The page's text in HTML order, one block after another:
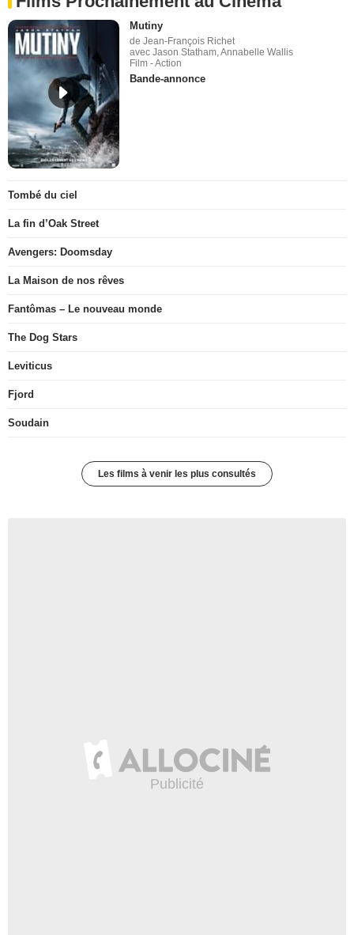
Mutiny
de Jean-François Richet
avec Jason Statham, Annabelle Wallis
Film - Action
Bande-annonce
Tombé du ciel
La fin d’Oak Street
Avengers: Doomsday
La Maison de nos rêves
Fantômas – Le nouveau monde
The Dog Stars
Leviticus
Fjord
Soudain
Les films à venir les plus consultés